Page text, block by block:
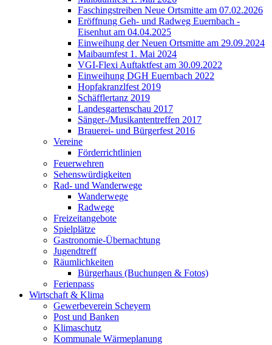
Faschingstreiben Neue Ortsmitte am 07.02.2026
Eröffnung Geh- und Radweg Euernbach -
Eisenhut am 04.04.2025
Einweihung der Neuen Ortsmitte am 29.09.2024
Maibaumfest 1. Mai 2024
VGI-Flexi Auftaktfest am 30.09.2022
Einweihung DGH Euernbach 2022
Hopfakranzlfest 2019
Schäfflertanz 2019
Landesgartenschau 2017
Sänger-/Musikantentreffen 2017
Brauerei- und Bürgerfest 2016
Vereine
Förderrichtlinien
Feuerwehren
Sehenswürdigkeiten
Rad- und Wanderwege
Wanderwege
Radwege
Freizeitangebote
Spielplätze
Gastronomie-Übernachtung
Jugendtreff
Räumlichkeiten
Bürgerhaus (Buchungen & Fotos)
Ferienpass
Wirtschaft & Klima
Gewerbeverein Scheyern
Post und Banken
Klimaschutz
Kommunale Wärmeplanung